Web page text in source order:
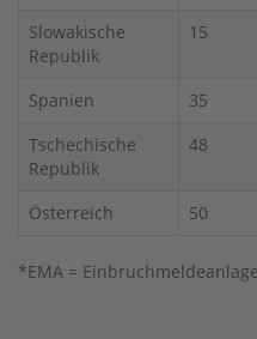
Slowakische
Republik
15
Spanien 35
Tschechische
Republik
48
Österreich 50
*EMA = Einbruchmeldeanlage